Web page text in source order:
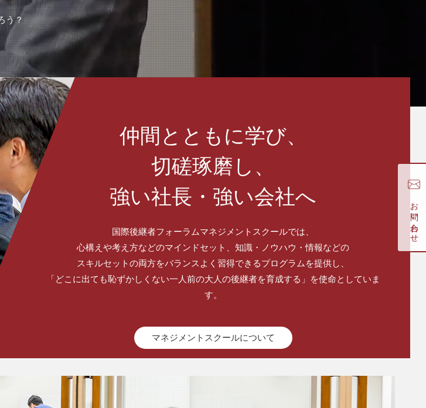
お問い合わせ
う？
仲間とともに学び、
切磋琢磨し、
強い社長・強い会社へ
国際後継者フォーラムマネジメントスクールでは、
心構えや考え方などのマインドセット、知識・ノウハウ・情報などの
スキルセットの両方をバランスよく習得できるプログラムを提供し、
「どこに出ても恥ずかしくない一人前の大人の後継者を育成する」を使命としていま
す。
マネジメントスクールについて